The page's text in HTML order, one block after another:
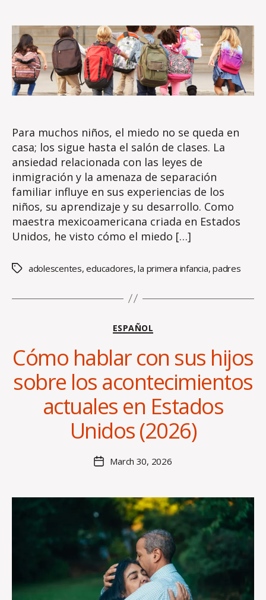
s
e
Para muchos niños, el miedo no se queda en
casa; los sigue hasta el salón de clases. La
ansiedad relacionada con las leyes de
inmigración y la amenaza de separación
familiar influye en sus experiencias de los
niños, su aprendizaje y su desarrollo. Como
maestra mexicoamericana criada en Estados
Unidos, he visto cómo el miedo […]
Tagsadolescentes,educadores,la primera infancia,padres
Categories
ESPAÑOL
Cómo hablar con sus hijos
sobre los acontecimientos
actuales en Estados
Unidos (2026)
author
B
y
H
al
e
B
s
e
PostMarch 30, 2026